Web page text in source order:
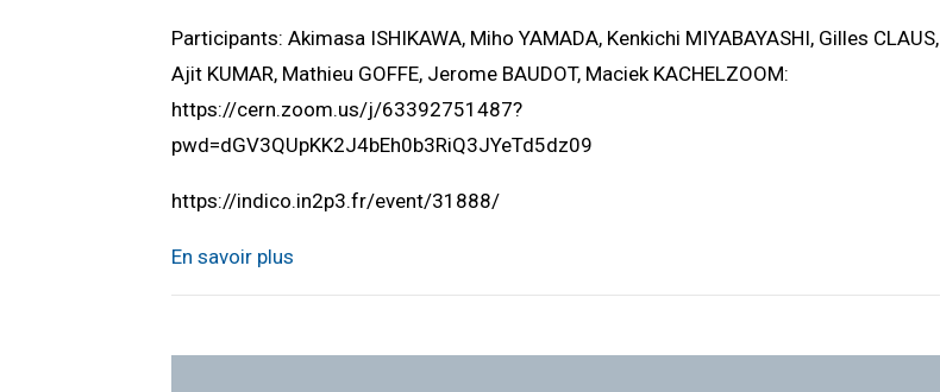
Participants: Akimasa ISHIKAWA, Miho YAMADA, Kenkichi MIYABAYASHI, Gilles CLAUS,
Ajit KUMAR, Mathieu GOFFE, Jerome BAUDOT, Maciek KACHELZOOM:
https://cern.zoom.us/j/63392751487?
pwd=dGV3QUpKK2J4bEh0b3RiQ3JYeTd5dz09
https://indico.in2p3.fr/event/31888/
En savoir plus